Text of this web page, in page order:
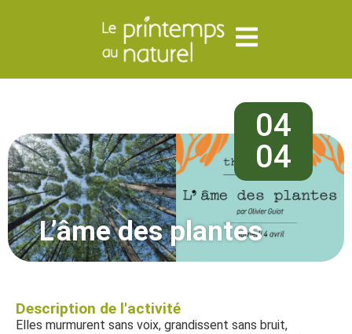
04
04
L’âme des plantes
Description de l'activité
Elles murmurent sans voix, grandissent sans bruit,